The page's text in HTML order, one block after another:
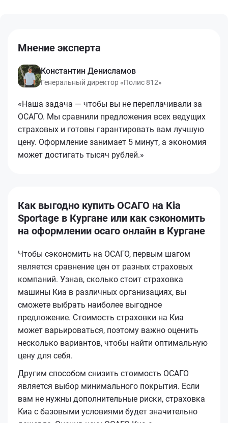
Мнение эксперта
Константин Денисламов
Генеральный директор «Полис 812»
«Наша задача — чтобы вы не переплачивали за
ОСАГО. Мы сравнили предложения всех ведущих
страховых и готовы гарантировать вам лучшую
цену. Оформление занимает 5 минут, а экономия
может достигать тысяч рублей.»
Как выгодно купить ОСАГО на Kia
Sportage в Кургане или как сэкономить
на оформлении осаго онлайн в Кургане
Чтобы сэкономить на ОСАГО, первым шагом
является сравнение цен от разных страховых
компаний. Узнав, сколько стоит страховка
машины Киа в различных организациях, вы
сможете выбрать наиболее выгодное
предложение. Стоимость страховки на Киа
может варьироваться, поэтому важно оценить
несколько вариантов, чтобы найти оптимальную
цену для себя.
Другим способом снизить стоимость ОСАГО
является выбор минимального покрытия. Если
вам не нужны дополнительные риски, страховка
Киа с базовыми условиями будет значительно